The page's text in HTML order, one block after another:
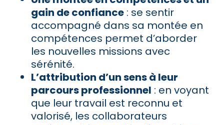
gain de confiance : se sentir
accompagné dans sa montée en
compétences permet d’aborder
les nouvelles missions avec
sérénité.
L’attribution d’un sens à leur
parcours professionnel : en voyant
que leur travail est reconnu et
valorisé, les collaborateurs